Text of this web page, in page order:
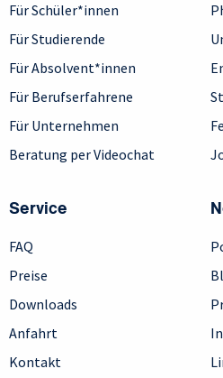
Für Schüler*innen
Für Studierende
Für Absolvent*innen
Für Berufserfahrene
Für Unternehmen
Beratung per Videochat
Service
FAQ
Preise
Downloads
Anfahrt
Kontakt